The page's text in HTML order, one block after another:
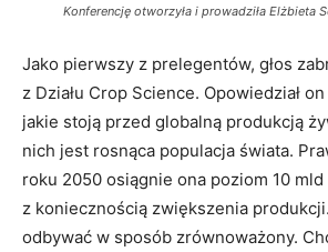
Konferencję otworzyła i prowadziła Elżbieta
Jako pierwszy z prelegentów, głos
z Działu Crop Science. Opowiedział
jakie stoją przed globalną produkcją
nich jest rosnąca populacja świata.
roku 2050 osiągnie ona poziom 10
z koniecznością zwiększenia
odbywać w sposób zrównoważony.